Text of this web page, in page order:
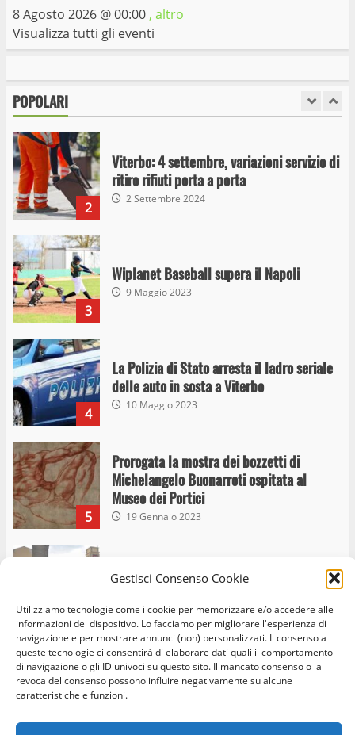
Gestisci Consenso Cookie
Utilizziamo tecnologie come i cookie per memorizzare e/o accedere alle
informazioni del dispositivo. Lo facciamo per migliorare l'esperienza di
navigazione e per mostrare annunci (non) personalizzati. Il consenso a
queste tecnologie ci consentirà di elaborare dati quali il comportamento
di navigazione o gli ID univoci su questo sito. Il mancato consenso o la
revoca del consenso possono influire negativamente su alcune
caratteristiche e funzioni.
8 Agosto 2026 @00:00 , altro
Visualizza tutti gli eventi
POPOLARI
I Carabinieri arrestano due giovani per
stupefacenti
2
Viterbo: 4 settembre, variazioni servizio di
ritiro rifiuti porta a porta
2 Settembre 2024
3
Wiplanet Baseball supera il Napoli
9 Maggio 2023
4
La Polizia di Stato arresta il ladro seriale
delle auto in sosta a Viterbo
10 Maggio 2023
5
Prorogata la mostra dei bozzetti di
Michelangelo Buonarroti ospitata al
Museo dei Portici
19 Gennaio 2023
6
Trasporto pubblico locale, trasferimento
capolinea al terminal Riello dal 15 al 17
giugno
15 Giugno 2023
7
Giochi Sportivi Studenteschi di Atletica a
Viterbo
Home Privacy Policy Cookie Policy Contatti
Facebook
Instagram
Twitter